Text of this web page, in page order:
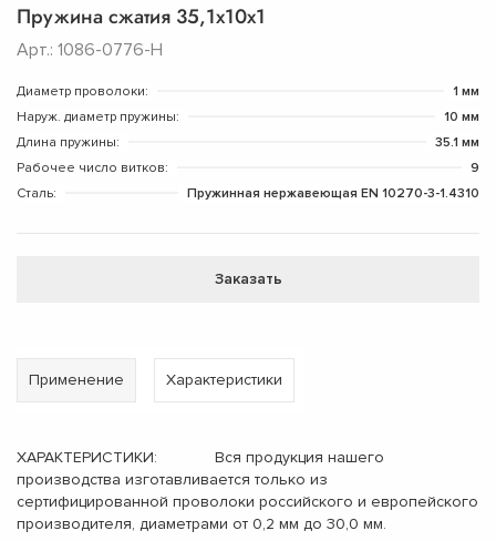
Пружина сжатия 35,1х10х1
Арт.: 1086-0776-Н
Диаметр проволоки:
1 мм
Наруж. диаметр пружины:
10 мм
Длина пружины:
35.1 мм
Рабочее число витков:
9
Сталь:
Пружинная нержавеющая EN 10270-3-1.4310
Заказать
Применение Характеристики
ХАРАКТЕРИСТИКИ: Вся продукция нашего
производства изготавливается только из
сертифицированной проволоки российского и европейского
производителя, диаметрами от 0,2 мм до 30,0 мм.